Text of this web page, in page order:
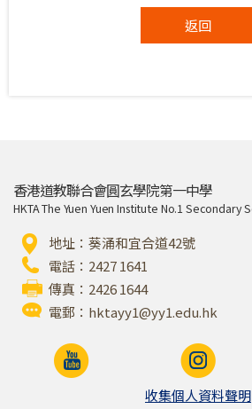
返回
香港道教聯合會圓玄學院第一中學
HKTA The Yuen Yuen Institute No.1 Secondary
地址：葵涌和宜合道42號
電話：2427 1641
傳真：2426 1644
電郵： hktayy1@yy1.edu.hk
收集個人資料聲明